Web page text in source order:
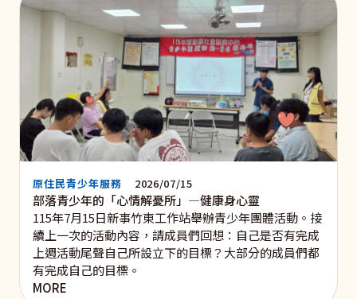
原住民青少年服務 2026/07/15
部落青少年的「心情解憂所」—健康身心靈
115年7月15日新事竹東工作站舉辦青少年團體活動。接
續上一次的活動內容，請成員們回想：自己是否有完成
上週活動尾聲自己所設立下的目標？大部分的成員們都
有完成自己的目標。
MORE